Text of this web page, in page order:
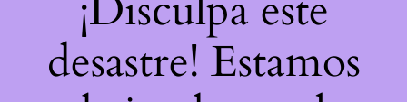
desastre! Estamos